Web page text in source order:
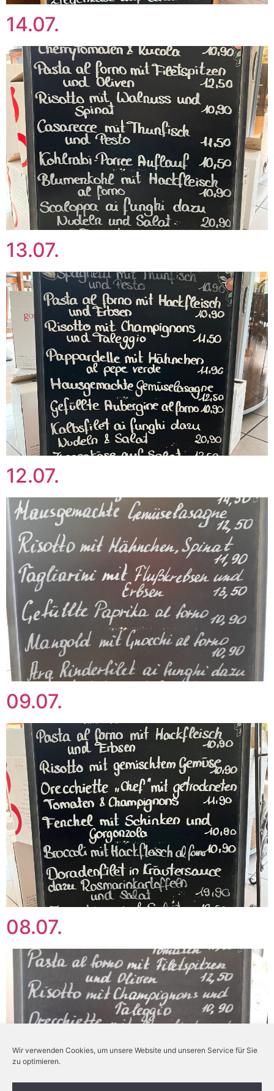
Wir verwenden Cookies, um unsere Website und unseren Service für Sie
zu optimieren.
14.07.
13.07.
12.07.
09.07.
08.07.